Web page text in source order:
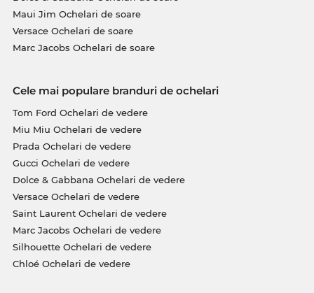
Maui Jim Ochelari de soare
Versace Ochelari de soare
Marc Jacobs Ochelari de soare
Cele mai populare branduri de ochelari
Tom Ford Ochelari de vedere
Miu Miu Ochelari de vedere
Prada Ochelari de vedere
Gucci Ochelari de vedere
Dolce & Gabbana Ochelari de vedere
Versace Ochelari de vedere
Saint Laurent Ochelari de vedere
Marc Jacobs Ochelari de vedere
Silhouette Ochelari de vedere
Chloé Ochelari de vedere